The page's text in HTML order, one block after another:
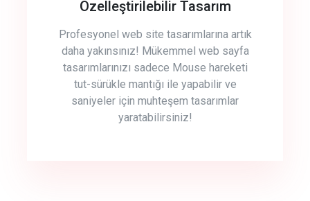
Özelleştirilebilir Tasarım
Profesyonel web site tasarımlarına artık
daha yakınsınız! Mükemmel web sayfa
tasarımlarınızı sadece Mouse hareketi
tut-sürükle mantığı ile yapabilir ve
saniyeler için muhteşem tasarımlar
yaratabilirsiniz!